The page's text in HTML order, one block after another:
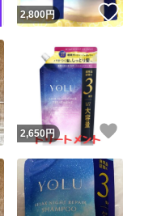
いいね！
2,800円 いいね
いいね！
2,650円